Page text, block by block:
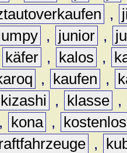
,
, junior ,
käfer , kalos ,
, kaufen ,
kizashi , klasse ,
, kona ,
kostenlos
,